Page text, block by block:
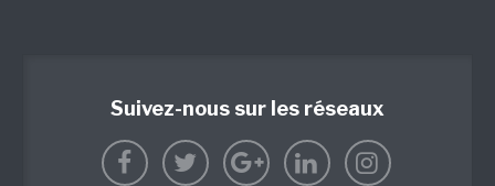
Suivez-nous sur les réseaux